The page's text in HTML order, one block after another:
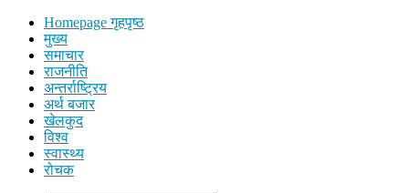
Homepage गृहपृष्ठ
मुख्य
समाचार
राजनीति
अन्तर्राष्ट्रिय
अर्थ बजार
खेलकुद
विश्व
स्वास्थ्य
रोचक